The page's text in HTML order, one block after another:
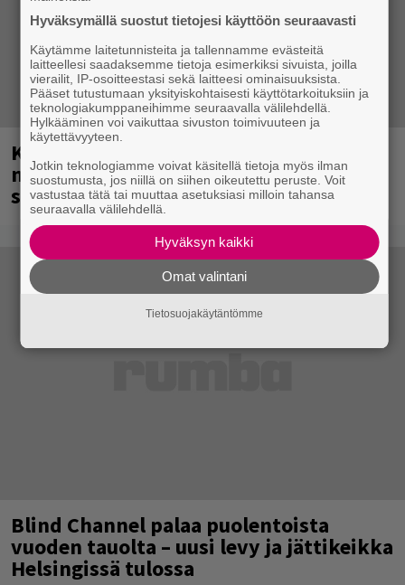
Kent mainittu, ja syystä: kovassa
nosteessa olevan ruotsalaisyhtye
saapuu Suomeen
Blind Channel palaa puolentoista
vuoden tauolta – uusi levy ja jättikeikka
Helsingissä tulossa
Hyväksymällä suostut tietojesi käyttöön seuraavasti
Käytämme laitetunnisteita ja tallennamme evästeitä
laitteellesi saadaksemme tietoja esimerkiksi sivuista, joilla
vierailit, IP-osoitteestasi sekä laitteesi ominaisuuksista.
Pääset tutustumaan yksityiskohtaisesti käyttötarkoituksiin ja
teknologiakumppaneihimme seuraavalla välilehdellä.
Hylkääminen voi vaikuttaa sivuston toimivuuteen ja
käytettävyyteen.
Jotkin teknologiamme voivat käsitellä tietoja myös ilman
suostumusta, jos niillä on siihen oikeutettu peruste. Voit
vastustaa tätä tai muuttaa asetuksiasi milloin tahansa
seuraavalla välilehdellä.
Hyväksyn kaikki
Omat valintani
Tietosuojakäytäntömme